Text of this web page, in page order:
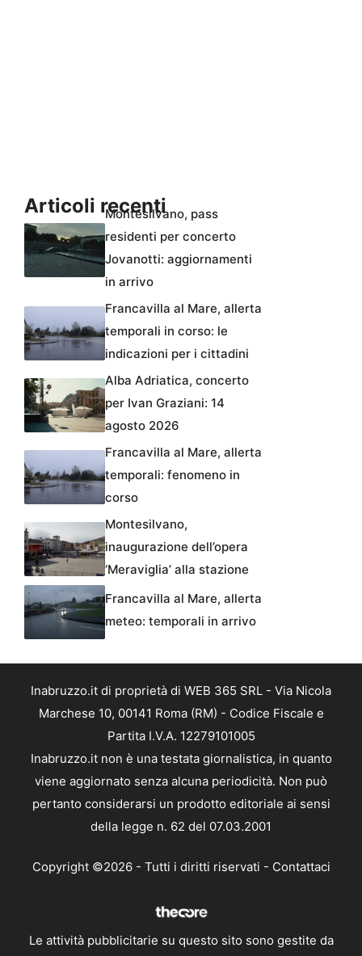
Articoli recenti
Montesilvano, pass
residenti per concerto
Jovanotti: aggiornamenti
in arrivo
Francavilla al Mare, allerta
temporali in corso: le
indicazioni per i cittadini
Alba Adriatica, concerto
per Ivan Graziani: 14
agosto 2026
Francavilla al Mare, allerta
temporali: fenomeno in
corso
Montesilvano,
inaugurazione dell’opera
‘Meraviglia’ alla stazione
Francavilla al Mare, allerta
meteo: temporali in arrivo
Inabruzzo.it di proprietà di WEB 365 SRL - Via Nicola
Marchese 10, 00141 Roma (RM) - Codice Fiscale e
Partita I.V.A. 12279101005
Inabruzzo.it non è una testata giornalistica, in quanto
viene aggiornato senza alcuna periodicità. Non può
pertanto considerarsi un prodotto editoriale ai sensi
della legge n. 62 del 07.03.2001
Copyright ©2026 - Tutti i diritti riservati - Contattaci
Le attività pubblicitarie su questo sito sono gestite da